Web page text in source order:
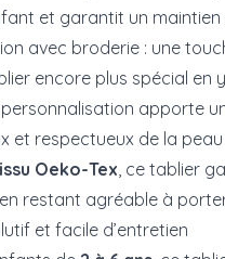
et garantit un maintien
avec broderie : une
encore plus spécial en
apporte
et respectueux de la peau
Oeko-Tex, ce tablier
restant agréable à
et facile d’entretien